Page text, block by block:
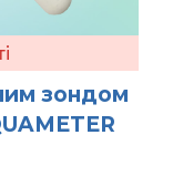
зондом